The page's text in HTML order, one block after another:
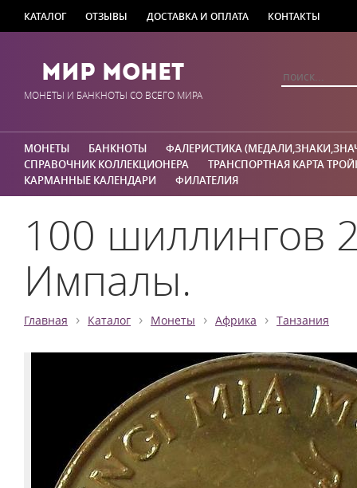
КАТАЛОГ ОТЗЫВЫ ДОСТАВКА И ОПЛАТА КОНТАКТЫ
Мир Монет
МОНЕТЫ И БАНКНОТЫ СО ВСЕГО МИРА
МОНЕТЫ БАНКНОТЫ
ФАЛЕРИСТИКА
СПРАВОЧНИК КОЛЛЕКЦИОНЕРА
ТРАНСПОРТНАЯ КАРТА
КАРМАННЫЕ КАЛЕНДАРИ
ФИЛАТЕЛИЯ
100 шиллингов
Импалы.
Главная › Каталог › Монеты › Африка › Танзания